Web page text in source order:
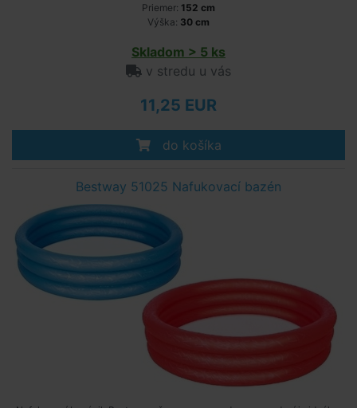
Priemer: 152 cm
Výška: 30 cm
Skladom > 5 ks
v stredu u vás
11,25 EUR
do košíka
Bestway 51025 Nafukovací bazén